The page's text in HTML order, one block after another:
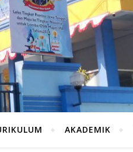
AKADEMIK